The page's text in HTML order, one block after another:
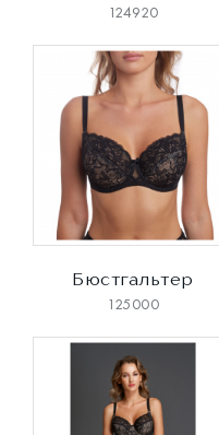
124920
Бюстгальтер
125000